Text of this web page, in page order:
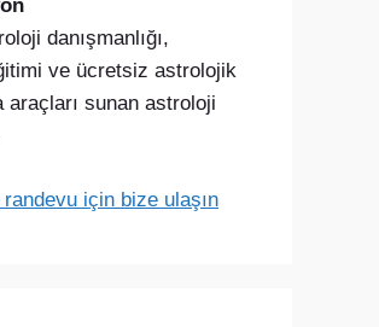
danışmanlığı,
ve ücretsiz astrolojik
araçları sunan astroloji
için bize ulaşın